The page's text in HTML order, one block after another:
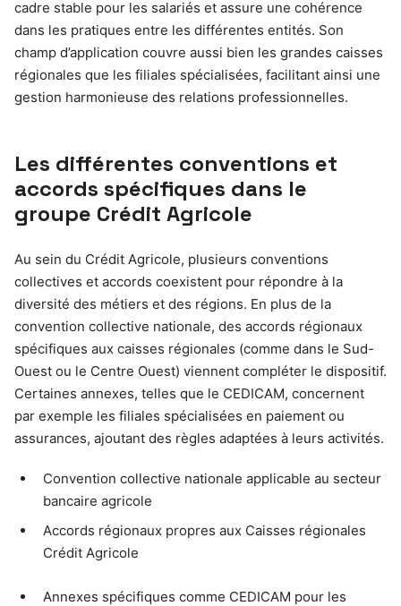
cadre stable pour les salariés et assure une cohérence
dans les pratiques entre les différentes entités. Son
champ d’application couvre aussi bien les grandes caisses
régionales que les filiales spécialisées, facilitant ainsi une
gestion harmonieuse des relations professionnelles.
Les différentes conventions et
accords spécifiques dans le
groupe Crédit Agricole
Au sein du Crédit Agricole, plusieurs conventions
collectives et accords coexistent pour répondre à la
diversité des métiers et des régions. En plus de la
convention collective nationale, des accords régionaux
spécifiques aux caisses régionales (comme dans le Sud-
Ouest ou le Centre Ouest) viennent compléter le dispositif.
Certaines annexes, telles que le CEDICAM, concernent
par exemple les filiales spécialisées en paiement ou
assurances, ajoutant des règles adaptées à leurs activités.
Convention collective nationale applicable au secteur
bancaire agricole
Accords régionaux propres aux Caisses régionales
Crédit Agricole
Annexes spécifiques comme CEDICAM pour les